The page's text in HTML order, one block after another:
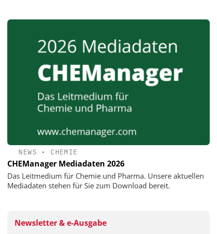
NEWS • CHEMIE
CHEManager Mediadaten 2026
Das Leitmedium für Chemie und Pharma. Unsere aktuellen
Mediadaten stehen für Sie zum Download bereit.
Newsletter & e-Ausgabe